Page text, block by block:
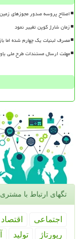
اصلاح پروسه صدور مجوزهای
زمان شارژ کوپن تغییر نمود
مصرف لبنیات یک چهارم شده اما
مهلت ارسال مستندات طرح ملی یاوران پیشرفت۲ تا
تگهای ارتباط با مشتری
اجتماعی اقتصاد
رپورتاژ
تولید